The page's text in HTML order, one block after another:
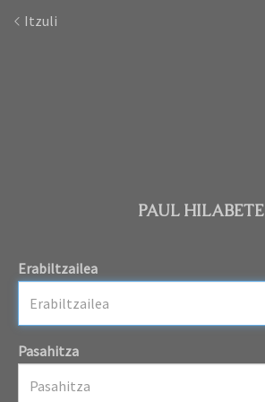
Itzuli
PAUL HILABETE
Erabiltzailea
Pasahitza